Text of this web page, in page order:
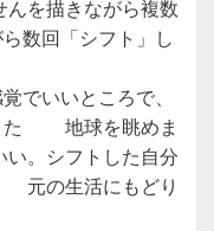
を描きながら複数
数回「シフト」し
でいいところで、
た 地球を眺めま
。シフトした自分
元の生活にもどり